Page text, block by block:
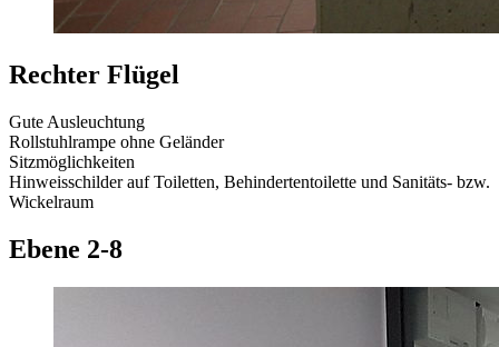
Rechter Flügel
Gute Ausleuchtung
Rollstuhlrampe ohne Geländer
Sitzmöglichkeiten
Hinweisschilder auf Toiletten, Behindertentoilette und Sanitäts- bzw.
Wickelraum
Ebene 2-8